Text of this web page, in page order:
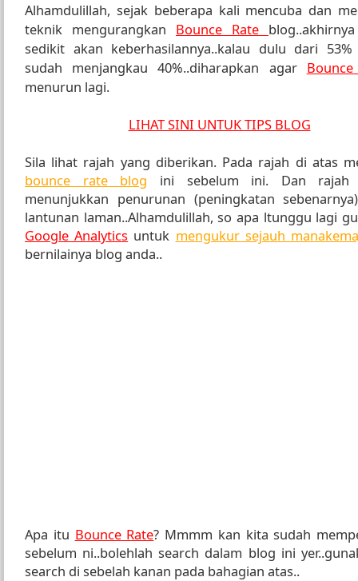
Alhamdulillah, sejak beberapa kali mencuba dan
teknik mengurangkan Bounce Rate
sedikit akan keberhasilannya..kalau dulu dari
sudah menjangkau 40%..diharapkan agar
menurun lagi.
LIHAT SINI UNTUK TIPS BLOG
Sila lihat rajah yang diberikan. Pada rajah di atas
bounce rate blog ini sebelum ini. Dan rajah
menunjukkan penurunan (peningkatan
lantunan laman..Alhamdulillah, so apa ltunggu lagi
Google Analytics untuk mengukur sejauh
bernilainya blog anda..
Apa itu Bounce Rate? Mmmm kan kita sudah
sebelum ni..bolehlah search dalam blog ini
search di sebelah kanan pada bahagian atas..